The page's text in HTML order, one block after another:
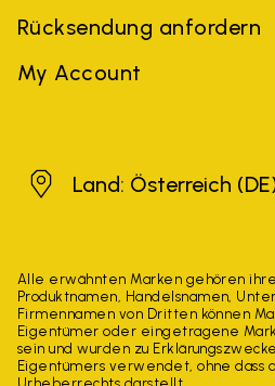
Rücksendung anfordern
My Account
Österreich
Land: Österreich
Alle erwähnten Marken gehören
Produktnamen, Handelsnamen,
Firmennamen von Dritten können
Eigentümer oder eingetragene
sein und wurden zu
Eigentümers verwendet, ohne dass